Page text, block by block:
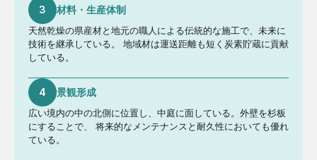
3 材料・生産体制
天然乾燥の県産材と地元の職人による伝統的な施工で、未来に
技術を継承している。 地域材は運送距離も短く炭素貯蔵に貢献
している。
4 景観形成
広い境内の中の北側に位置し、中庭に面している。外壁を杉板
にすることで、 将来的なメンテナンスと耐久性においても優れ
ている。